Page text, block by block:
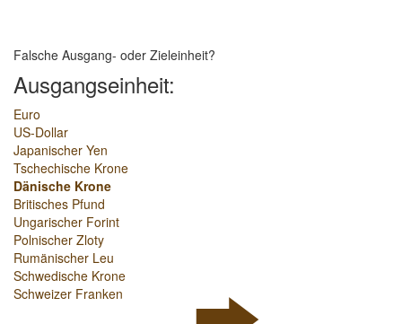
Falsche Ausgang- oder Zieleinheit?
Ausgangseinheit:
Euro
US-Dollar
Japanischer Yen
Tschechische Krone
Dänische Krone
Britisches Pfund
Ungarischer Forint
Polnischer Zloty
Rumänischer Leu
Schwedische Krone
Schweizer Franken